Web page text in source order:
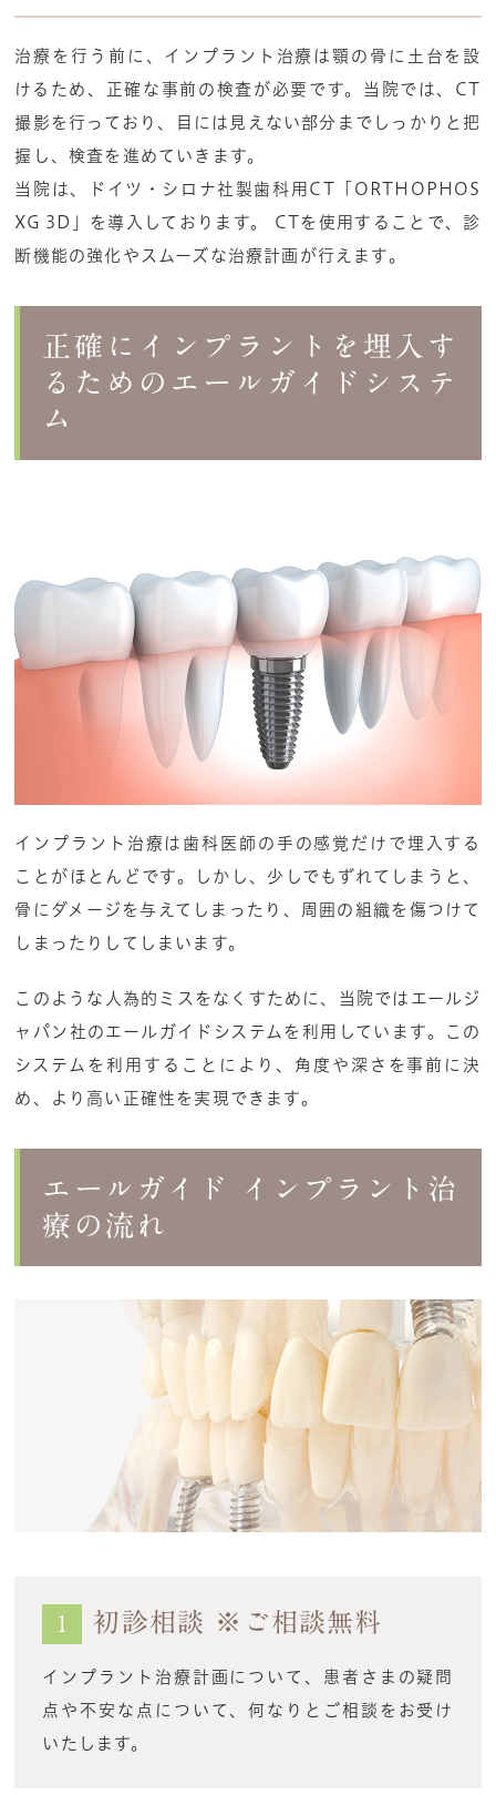
治療を行う前に、インプラント治療は顎の骨に土台を設
けるため、正確な事前の検査が必要です。当院では、CT
撮影を行っており、目には見えない部分までしっかりと把
握し、検査を進めていきます。
当院は、ドイツ・シロナ社製歯科用CT「ORTHOPHOS
XG 3D」を導入しております。 CTを使用することで、診
断機能の強化やスムーズな治療計画が行えます。
正確にインプラントを埋入す
るためのエールガイドシステ
ム
インプラント治療は歯科医師の手の感覚だけで埋入する
ことがほとんどです。しかし、少しでもずれてしまうと、
骨にダメージを与えてしまったり、周囲の組織を傷つけて
しまったりしてしまいます。
このような人為的ミスをなくすために、当院ではエールジ
ャパン社のエールガイドシステムを利用しています。この
システムを利用することにより、角度や深さを事前に決
め、より高い正確性を実現できます。
エールガイド インプラント治
療の流れ
1 初診相談 ※ご相談無料
インプラント治療計画について、患者さまの疑問
点や不安な点について、何なりとご相談をお受け
いたします。